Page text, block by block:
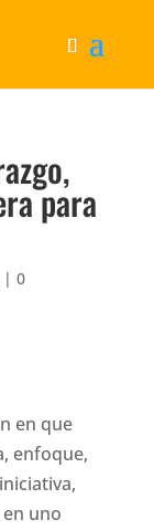
para
| 0
en que
enfoque,
uno